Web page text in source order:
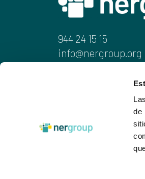
de
944 24 15 15
info@nergroup.org
Juan de
Pribatutasun-politika